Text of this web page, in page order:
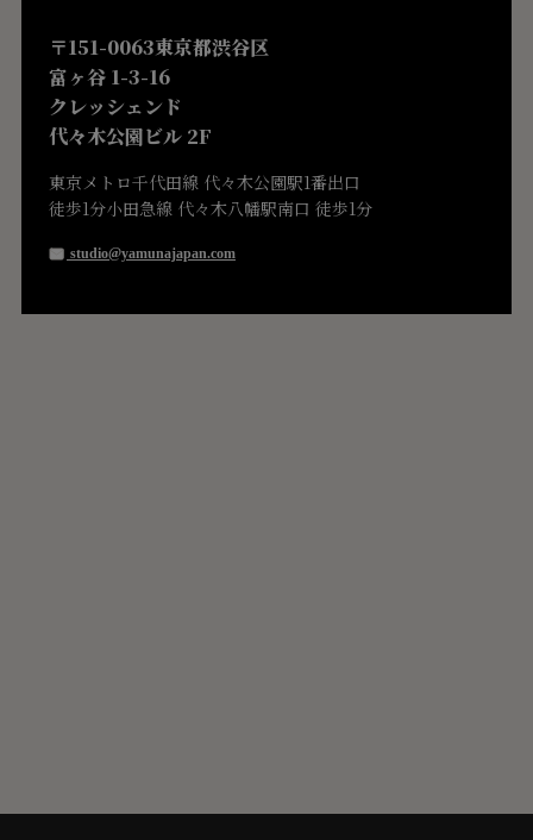
〒151-0063東京都渋谷区
富ヶ谷 1-3-16
クレッシェンド
代々木公園ビル 2F
東京メトロ千代田線 代々木公園駅1番出口
徒歩1分小田急線 代々木八幡駅南口 徒歩1分
studio@yamunajapan.com